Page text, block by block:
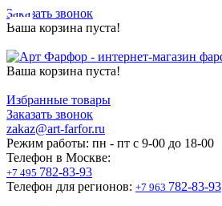
Заказать звонок
Ваша корзина пуста!
Ваша корзина пуста!
Избранные товары
Заказать звонок
zakaz@art-farfor.ru
Режим работы: пн - пт c 9-00 до 18-00
Телефон в Москве:
+7 495 782-83-93
Телефон для регионов: +7 963 782-83-93